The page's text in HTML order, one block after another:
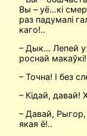
Вы – уё…кі
раз падумалі
каго!..
– Дык… Лепей
роснай макаўкі!
– Точна! І без
– Кідай, давай!
– Давай,
якая ё!..